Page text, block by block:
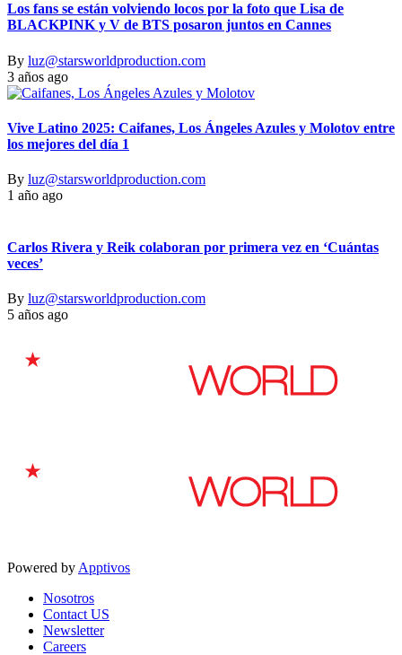
Los fans se están volviendo locos por la foto que Lisa de
BLACKPINK y V de BTS posaron juntos en Cannes
By luz@starsworldproduction.com
3 años ago
Vive Latino 2025: Caifanes, Los Ángeles Azules y Molotov entre
los mejores del día 1
By luz@starsworldproduction.com
1 año ago
Carlos Rivera y Reik colaboran por primera vez en ‘Cuántas
veces’
By luz@starsworldproduction.com
5 años ago
Powered by Apptivos
Nosotros
Contact US
Newsletter
Careers